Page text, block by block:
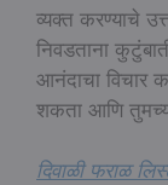
व्यक्त करण्याचे
निवडताना
आनंदाचा विचार
शकता आणि
दिवाळी फराळ